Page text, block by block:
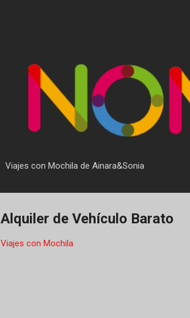
Viajes con Mochila de Ainara&Sonia
Alquiler de Vehículo Barato
Viajes con Mochila